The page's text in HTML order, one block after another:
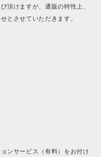
頂けますが、通販の特性上、
とさせていただきます。
ンサービス（有料）をお付け